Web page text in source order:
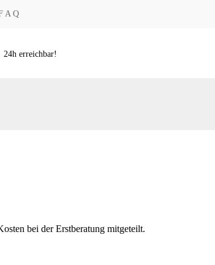
A Q
24h erreichbar!
bei der Erstberatung mitgeteilt.